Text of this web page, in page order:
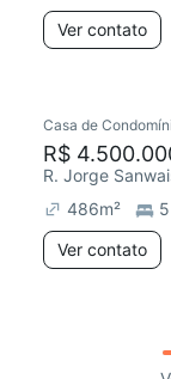
Ver contato
Casa de
R$
R. Jorge
486m² 5
Ver contato